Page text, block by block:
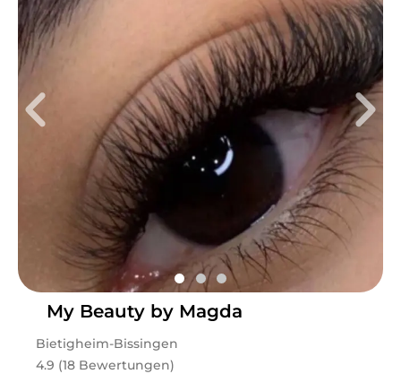
My Beauty by Magda
Bietigheim-Bissingen
4.9 (18 Bewertungen)